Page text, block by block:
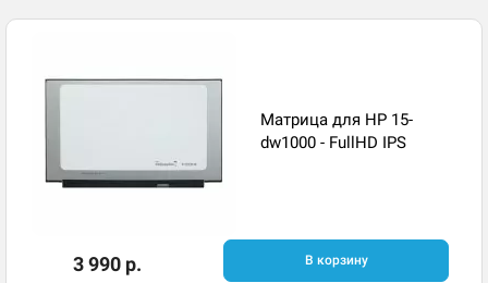
Матрица для HP 15-
dw1000 - FullHD IPS
3 990 р. В корзину